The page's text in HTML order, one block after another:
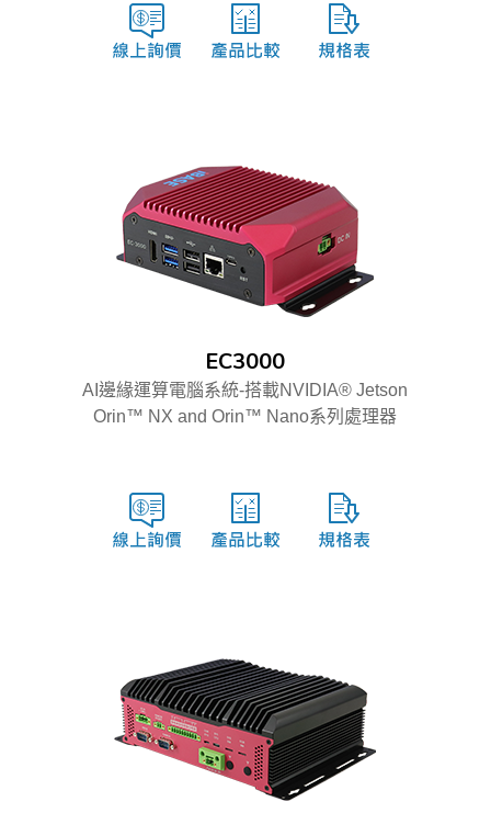
EC3000
AI邊緣運算電腦系統-搭載NVIDIA® Jetson
Orin™ NX and Orin™ Nano系列處理器